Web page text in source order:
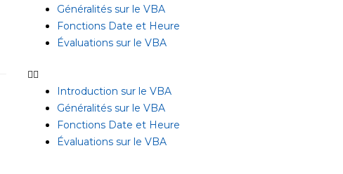
Généralités sur le VBA
Fonctions Date et Heure
Évaluations sur le VBA
Introduction sur le VBA
Généralités sur le VBA
Fonctions Date et Heure
Évaluations sur le VBA